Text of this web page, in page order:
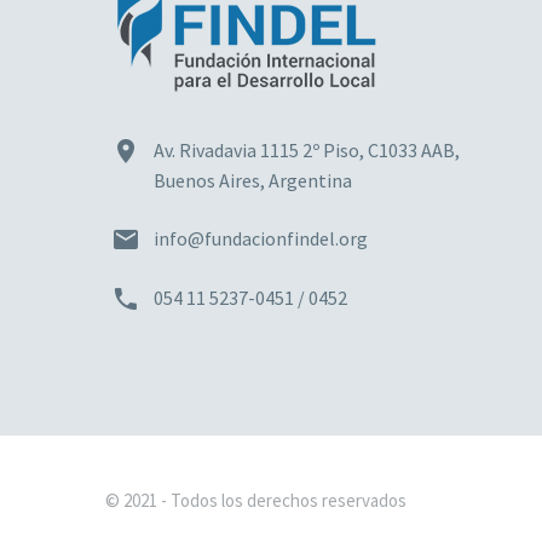


Av. Rivadavia 1115 2º Piso, C1033 AAB,
Buenos Aires, Argentina

 info@fundacionfindel.org

 054 11 5237-0451 / 0452
© 2021 - Todos los derechos reservados